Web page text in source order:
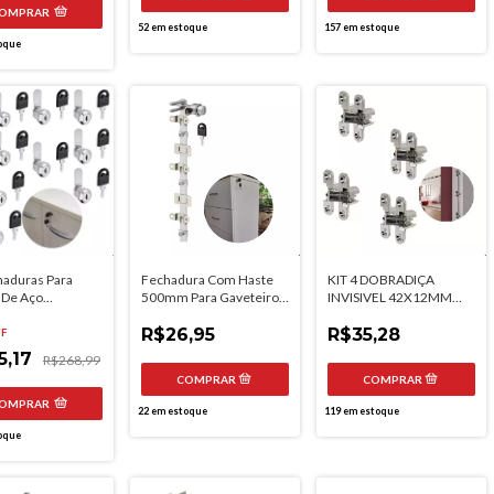
52em estoque 157em estoque
Para
Aço
Segredo
R$268,99
Fechadura Com Haste
500mm Para Gaveteiro
R$26,95
22em estoque
KIT 4 DOBRADIÇA
INVISIVEL 42X12MM
CRIATIVA
R$35,28
119em estoque